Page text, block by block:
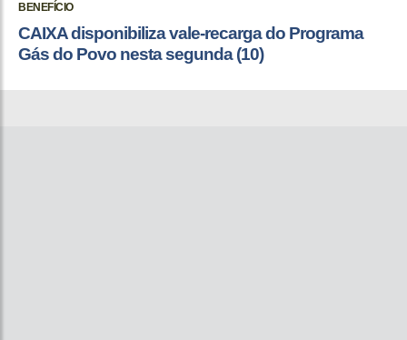
BENEFÍCIO
CAIXA disponibiliza vale-recarga do Programa
Gás do Povo nesta segunda (10)